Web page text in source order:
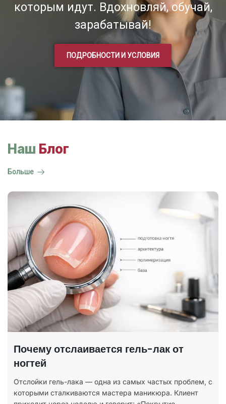
которым идут. Вдохновляй, обучай,
зарабатывай!
ПОДРОБНОСТИ И УСЛОВИЯ
Наш Блог
Больше
ГОСТ на маникюр Р 72319-2025 —
В 2025 году был утверждён новый национальный
стандарт ГОСТ Р 72319-2025 «Услуги бытовые.
Ногтевой сервис. Карты типовых технологических
процессов. Общие...